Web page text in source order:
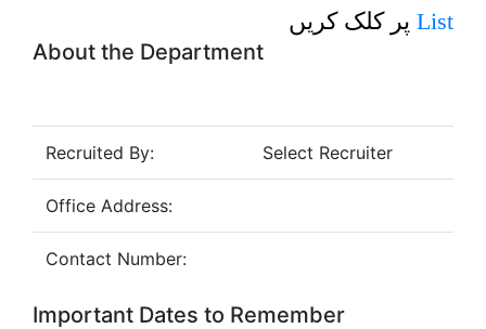
List پر کلک کریں
About the Department
Recruited By: Select Recruiter
Office Address:
Contact Number:
Important Dates to Remember